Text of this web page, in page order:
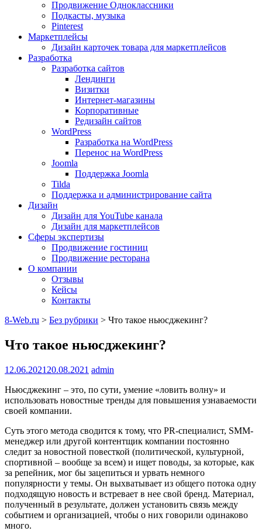
Продвижение Одноклассники
Подкасты, музыка
Pinterest
Маркетплейсы
Дизайн карточек товара для маркетплейсов
Разработка
Разработка сайтов
Лендинги
Визитки
Интернет-магазины
Корпоративные
Редизайн сайтов
WordPress
Разработка на WordPress
Перенос на WordPress
Joomla
Поддержка Joomla
Tilda
Поддержка и администрирование сайта
Дизайн
Дизайн для YouTube канала
Дизайн для маркетплейсов
Сферы экспертизы
Продвижение гостиниц
Продвижение ресторана
О компании
Отзывы
Кейсы
Контакты
8-Web.ru > Без рубрики > Что такое ньюсджекинг?
Что такое ньюсджекинг?
12.06.2021 20.08.2021 admin
Ньюсджекинг – это, по сути, умение «ловить волну» и
использовать новостные тренды для повышения узнаваемости
своей компании.
Суть этого метода сводится к тому, что PR-специалист, SMM-
менеджер или другой контентщик компании постоянно
следит за новостной повесткой (политической, культурной,
спортивной – вообще за всем) и ищет поводы, за которые, как
за репейник, мог бы зацепиться и урвать немного
популярности у темы. Он выхватывает из общего потока одну
подходящую новость и встревает в нее свой бренд. Материал,
полученный в результате, должен установить связь между
событием и организацией, чтобы о них говорили одинаково
много.